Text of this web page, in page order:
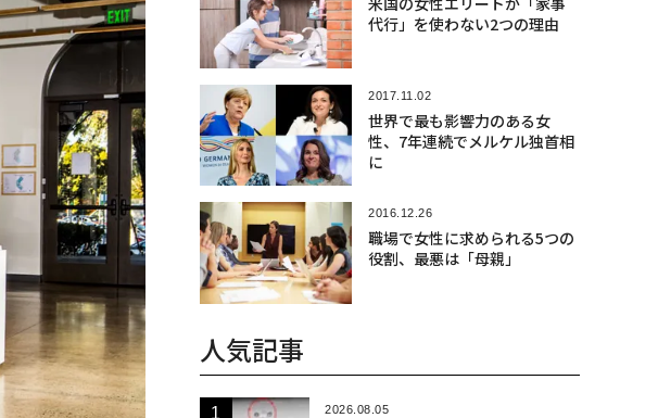
代行」を使わない2つの理由
2017.11.02
世界で最も影響力のある女
性、7年連続でメルケル独首相
に
2016.12.26
職場で女性に求められる5つの
役割、最悪は「母親」
人気記事
2026.08.05